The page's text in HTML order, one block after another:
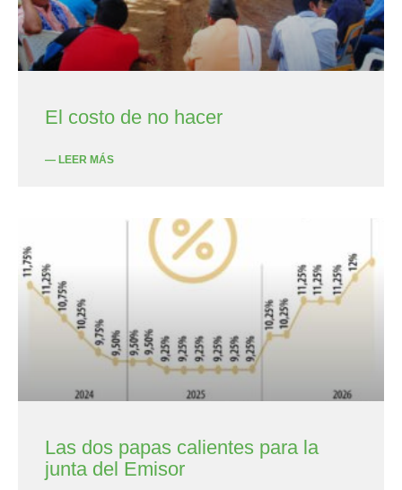
El costo de no hacer
— LEER MÁS
Las dos papas calientes para la
junta del Emisor